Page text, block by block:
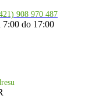
908 970 487
7:00 do 17:00